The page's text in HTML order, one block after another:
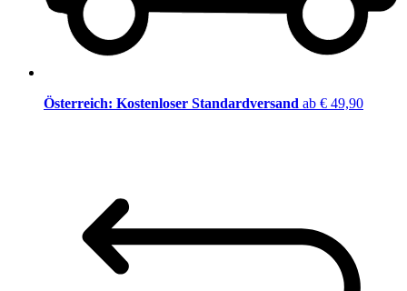
Österreich: Kostenloser Standardversand ab € 49,90